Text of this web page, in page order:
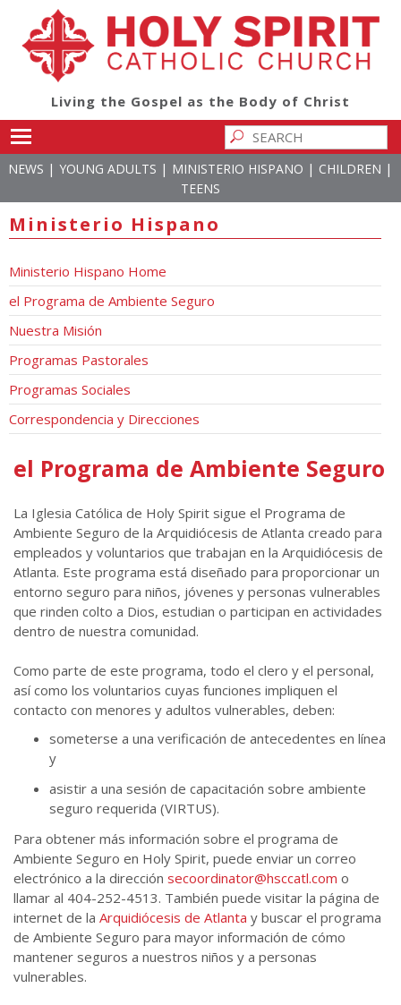
Living the Gospel as the Body of Christ
NEWS | YOUNG ADULTS | MINISTERIO HISPANO | CHILDREN |
TEENS
Ministerio Hispano
Ministerio Hispano Home
el Programa de Ambiente Seguro
Nuestra Misión
Programas Pastorales
Programas Sociales
Correspondencia y Direcciones
el Programa de Ambiente Seguro
La Iglesia Católica de Holy Spirit sigue el Programa de
Ambiente Seguro de la Arquidiócesis de Atlanta creado para
empleados y voluntarios que trabajan en la Arquidiócesis de
Atlanta. Este programa está diseñado para proporcionar un
entorno seguro para niños, jóvenes y personas vulnerables
que rinden colto a Dios, estudian o participan en actividades
dentro de nuestra comunidad.
Como parte de este programa, todo el clero y el personal,
así como los voluntarios cuyas funciones impliquen el
contacto con menores y adultos vulnerables, deben:
someterse a una verificación de antecedentes en línea
y
asistir a una sesión de capacitación sobre ambiente
seguro requerida (VIRTUS).
Para obtener más información sobre el programa de
Ambiente Seguro en Holy Spirit, puede enviar un correo
electrónico a la dirección secoordinator@hsccatl.com o
llamar al 404-252-4513. También puede visitar la página de
internet de la Arquidiócesis de Atlanta y buscar el programa
de Ambiente Seguro para mayor información de cómo
mantener seguros a nuestros niños y a personas
vulnerables.